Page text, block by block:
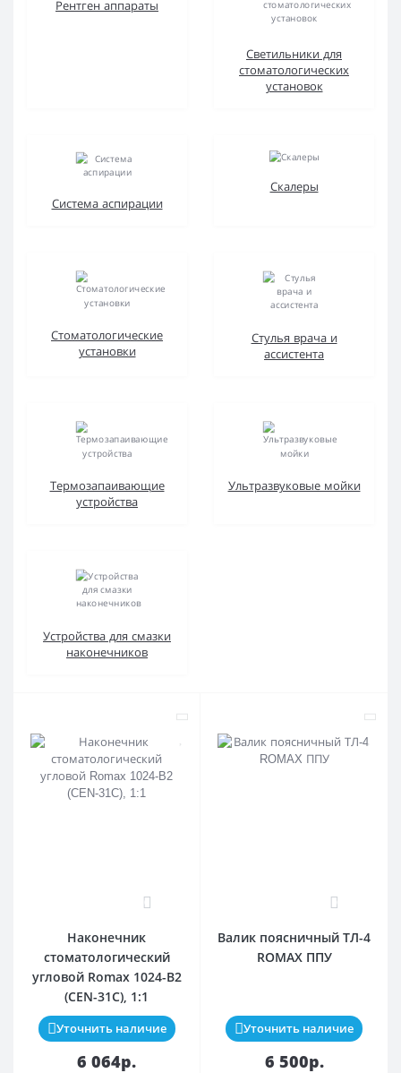
Рентген аппараты
Светильники для
стоматологических
установок
Система аспирации
Скалеры
Стоматологические
установки
Стулья врача и
ассистента
Термозапаивающие
устройства
Ультразвуковые мойки
Устройства для смазки
наконечников
Наконечник
стоматологический
угловой Romax 1024-B2
(CEN-31C), 1:1
Уточнить наличие
6 064р.
Валик поясничный ТЛ-4
ROMAX ППУ
Уточнить наличие
6 500р.